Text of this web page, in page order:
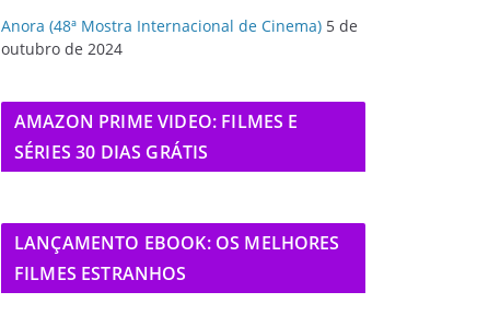
Anora (48ª Mostra Internacional de Cinema) 5 de
outubro de 2024
AMAZON PRIME VIDEO: FILMES E
SÉRIES 30 DIAS GRÁTIS
LANÇAMENTO EBOOK: OS MELHORES
FILMES ESTRANHOS